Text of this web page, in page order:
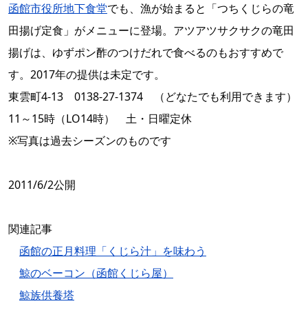
函館市役所地下食堂でも、漁が始まると「つちくじらの竜
田揚げ定食」がメニューに登場。アツアツサクサクの竜田
揚げは、ゆずポン酢のつけだれで食べるのもおすすめで
す。2017年の提供は未定です。
東雲町4-13 0138-27-1374 （どなたでも利用できます）
11～15時（LO14時） 土・日曜定休
※写真は過去シーズンのものです
2011/6/2公開
関連記事
函館の正月料理「くじら汁」を味わう
鯨のベーコン（函館くじら屋）
鯨族供養塔